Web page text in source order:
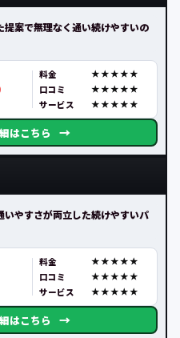
提案で無理なく通い続けやすいの
料金
口コミ
サービス
はこちら →
いやすさが両立した続けやすいパ
料金
口コミ
サービス
はこちら →